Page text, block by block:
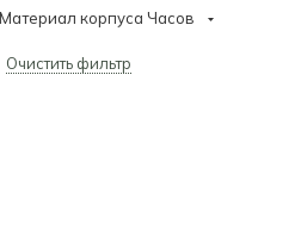
Материал корпуса Часов
Очистить фильтр